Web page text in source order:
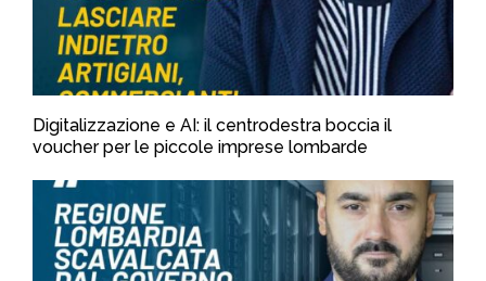
Digitalizzazione e AI: il centrodestra boccia il
voucher per le piccole imprese lombarde